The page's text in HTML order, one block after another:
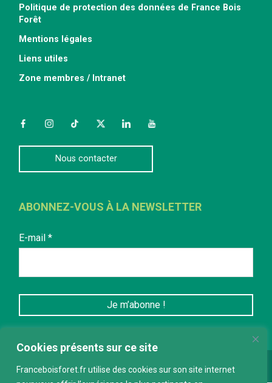
Cookies présents sur ce site
Franceboisforet.fr utilise des cookies sur son site internet
Politique de protection des données de France Bois
Forêt
Mentions légales
Liens utiles
Zone membres / Intranet
FacebookInstagramTikTokTwitterLinkedInYouTube
Nous contacter
ABONNEZ-VOUS À LA NEWSLETTER
E-mail *
Conception : keepdesign.fr